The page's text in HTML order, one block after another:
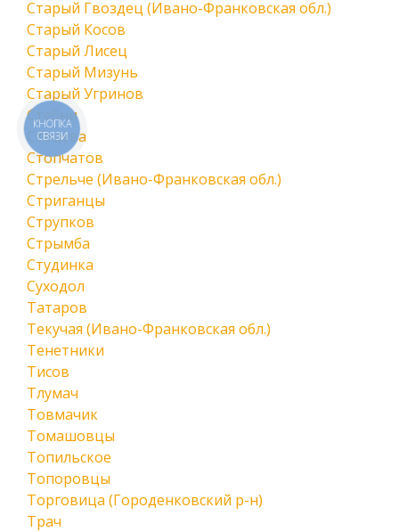
Старый Гвоздец (Ивано-Франковская обл.)
Старый Косов
Старый Лисец
Старый Мизунь
Старый Угринов
Стебни
Стецева
Стопчатов
Стрельче (Ивано-Франковская обл.)
Стриганцы
Струпков
Стрымба
Студинка
Суходол
Татаров
Текучая (Ивано-Франковская обл.)
Тенетники
Тисов
Тлумач
Товмачик
Томашовцы
Топильское
Топоровцы
Торговица (Городенковский р-н)
Трач
КНОПКА
СВЯЗИ